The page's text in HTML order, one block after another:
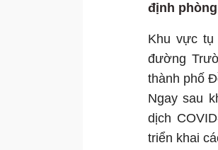
định
Khu vực
đường
thành phố
Ngay sau
dịch
triển khai